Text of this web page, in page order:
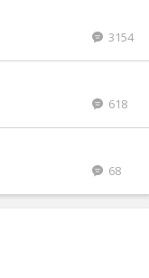
3154
618
68